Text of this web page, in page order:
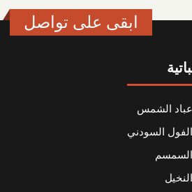
ابقى على تواصل
الشمس
السودني